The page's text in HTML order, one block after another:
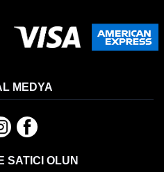
MEDYA
SATICI OLUN